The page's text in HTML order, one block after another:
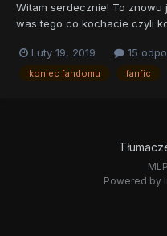
Witam serdecznie! To znowu
was tego co kochacie czyli
wyłuzdane. Fanfic ten
postanawiają pozbyć się
Luty 19, 2019 15
koniec fandomu fanfic
Powered by